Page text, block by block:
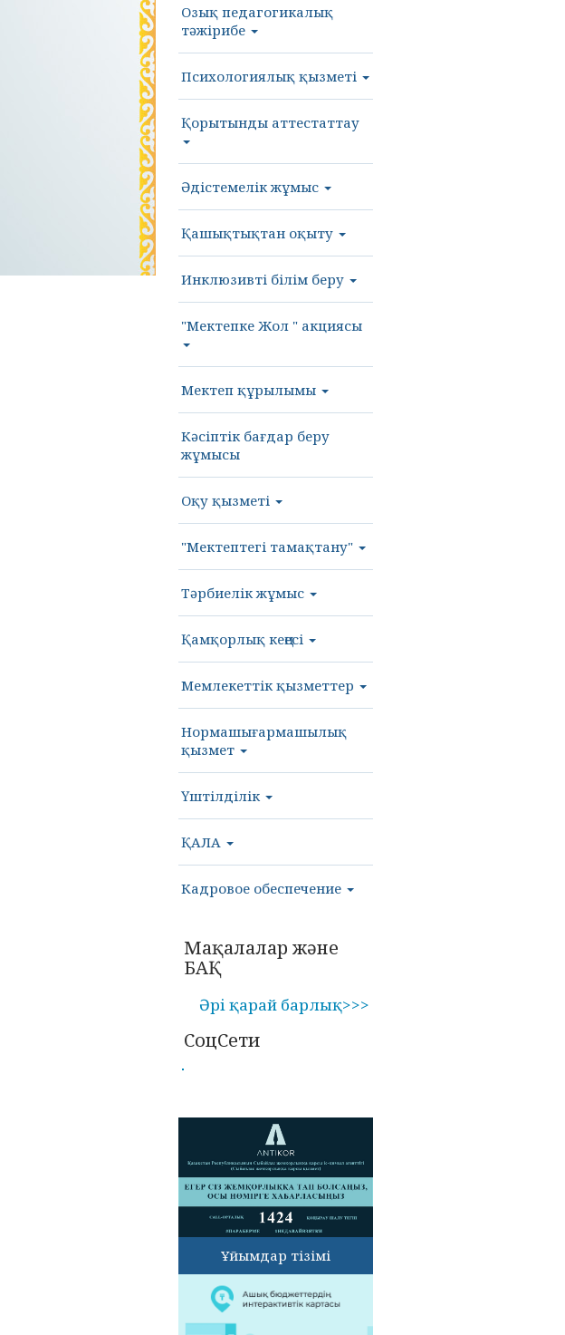
Озық педагогикалық
тәжірибе
Психологиялық қызметі
Қорытынды аттестаттау
Әдістемелік жұмыс
Қашықтықтан оқыту
Инклюзивті білім беру
"Мектепке Жол " акциясы
Мектеп құрылымы
Кәсіптік бағдар беру
жұмысы
Оқу қызметі
"Мектептегі тамақтану"
Тәрбиелік жұмыс
Қамқорлық кеңесі
Мемлекеттік қызметтер
Нормашығармашылық
қызмет
Үштілділік
ҚАЛА
Кадровое обеспечение
Мақалалар және
БАҚ
Әрі қарай барлық>>>
СоцСети
Ұйымдар тізімі